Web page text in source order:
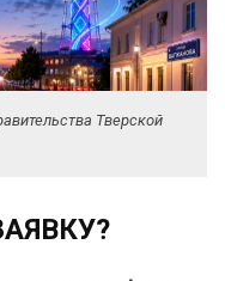
Тверской